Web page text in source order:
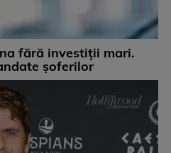
fără investiții mari.
șoferilor